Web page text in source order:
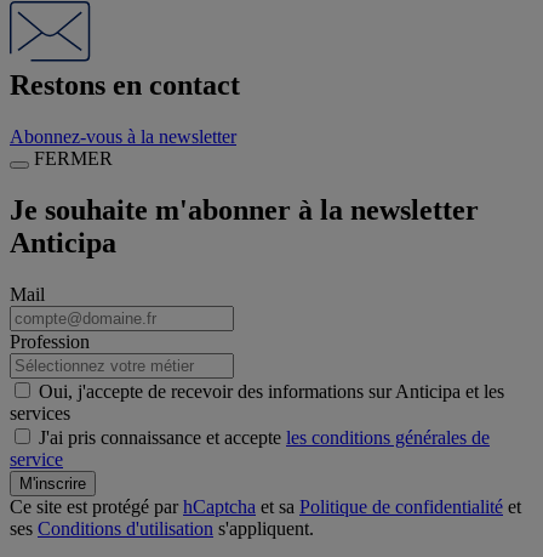
Restons en contact
Abonnez-vous à la newsletter
FERMER
Je souhaite m'abonner à la newsletter
Anticipa
Mail
Profession
Oui, j'accepte de recevoir des informations sur Anticipa et les
services
J'ai pris connaissance et accepte les conditions générales de
service
M'inscrire
Ce site est protégé par hCaptcha et sa Politique de confidentialité et
ses Conditions d'utilisation s'appliquent.